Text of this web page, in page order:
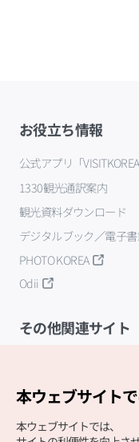
お役立ち情報
公式アプリ「VISITKOREA
1330観光通訳案内
観光資料ダウンロード
デジタルブック／電子
PHOTO KOREA
Odii
その他関連サイト
本ウェブサイト
本ウェブサイトでは、